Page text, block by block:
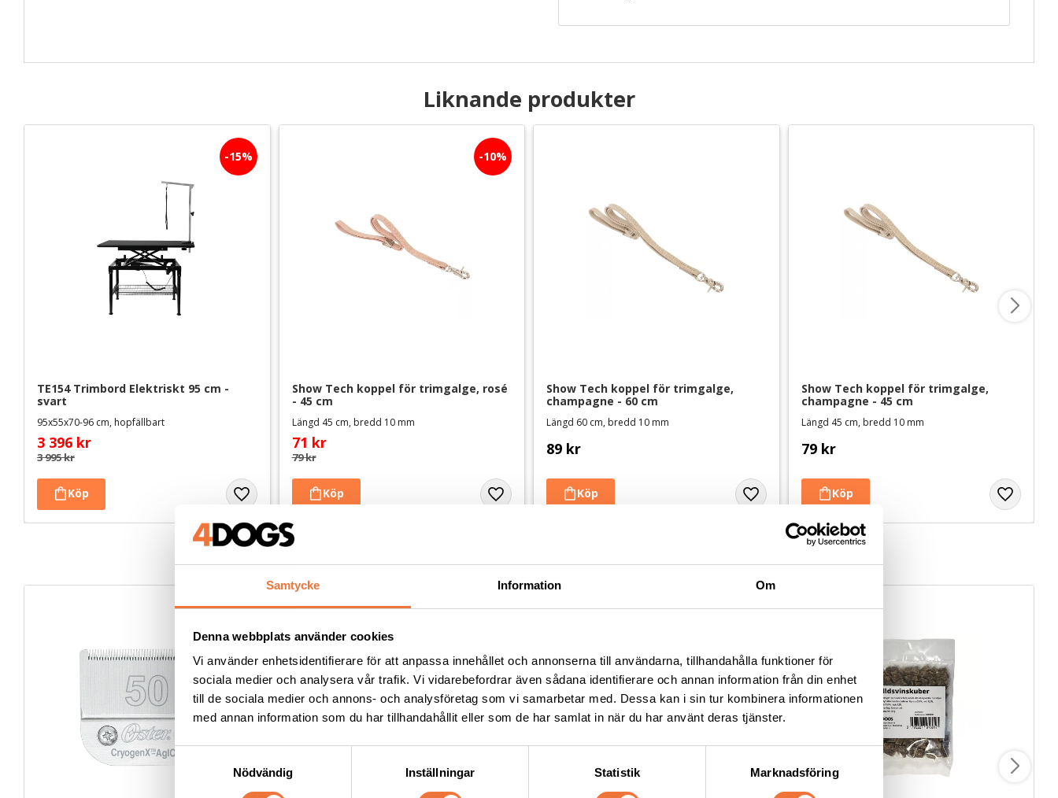
Samtycke Information Om
Denna webbplats använder cookies
Vi använder enhetsidentifierare för att anpassa innehållet och annonserna till användarna, tillhandahålla funktioner för
sociala medier och analysera vår trafik. Vi vidarebefordrar även sådana identifierare och annan information från din enhet
till de sociala medier och annons- och analysföretag som vi samarbetar med. Dessa kan i sin tur kombinera informationen
med annan information som du har tillhandahållit eller som de har samlat in när du har använt deras tjänster.
S
Nödvändig Inställningar Statistik Marknadsföring
Liknande produkter
TE154 Trimbord Elektriskt 95 cm -
svart
95x55x70-96 cm, hopfällbart
3 396 kr
3 995kr
15%
Show Tech koppel för trimgalge, rosé
- 45 cm
Längd 45 cm, bredd 10 mm
71 kr
79kr
10%
Show Tech koppel för trimgalge,
champagne - 60 cm
Längd 60 cm, bredd 10 mm
89 kr
Show Tech koppel för trimgalge,
champagne - 45 cm
Längd 45 cm, bredd 10 mm
79 kr
Andra köpte även